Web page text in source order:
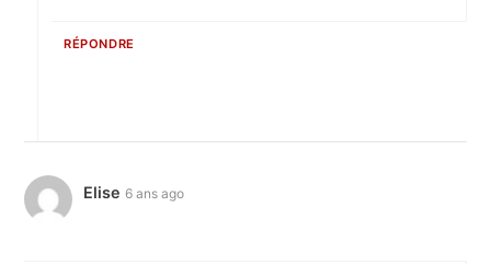
RÉPONDRE
Elise 6 ans ago